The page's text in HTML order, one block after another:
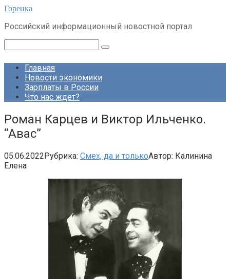
Перейти
контенту
Горенка
Российский информационный новостной портал
Главная
Новости экономики
Зарплаты в России
Что нас ждет?
Роман Карцев и Виктор Ильченко.
“Авас”
05.06.2022Рубрика: Смех, да и толькоАвтор: Калинина
Елена